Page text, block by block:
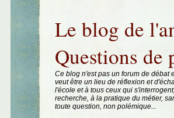
Le blog de
Questions de
Ce blog n'est pas un forum de débat
veut être un lieu de réflexion et
l'école et à tous ceux qui
recherche, à la pratique du métier,
toute question, non polémique...